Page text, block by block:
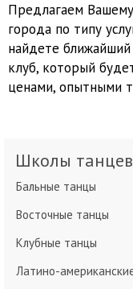
Предлагаем
города по типу
найдете
клуб, который
ценами, опытными
Школы танцев
Бальные танцы
Восточные танцы
Клубные танцы
Латино-